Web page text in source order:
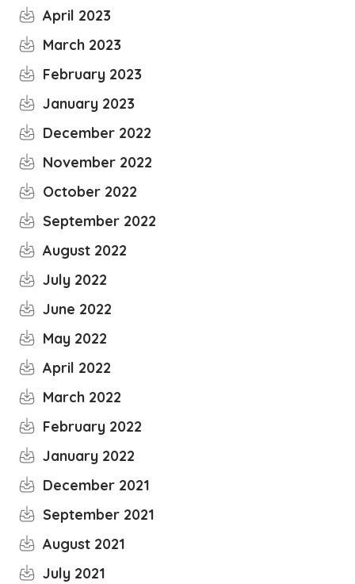
April 2023
March 2023
February 2023
January 2023
December 2022
November 2022
October 2022
September 2022
August 2022
July 2022
June 2022
May 2022
April 2022
March 2022
February 2022
January 2022
December 2021
September 2021
August 2021
July 2021